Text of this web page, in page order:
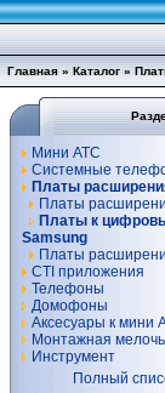
Главная » Каталог »
Мини АТС
Системные
Платы
Платы
Платы к
Samsung
Платы
CTI приложения
Телефоны
Домофоны
Аксесуары к мини
Монтажная мелочь
Инструмент
Полный